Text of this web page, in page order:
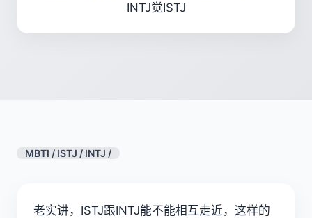
INTJ觉ISTJ
MBTI / ISTJ / INTJ /
老实讲， ISTJ跟INTJ能不能相互走近，这样的